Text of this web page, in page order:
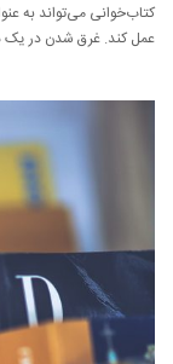
کتاب‌خوانی می‌تواند به
عمل کند. غرق شدن در یک